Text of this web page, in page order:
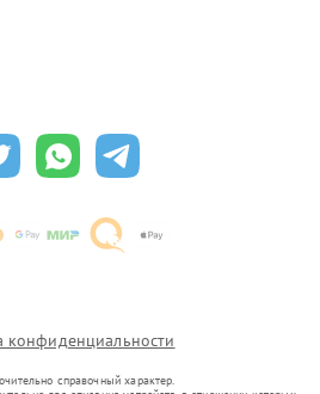
конфиденциальности
справочный характер.